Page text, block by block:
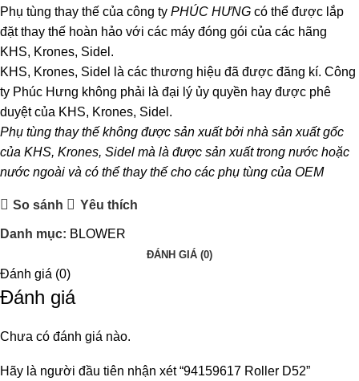
Phụ tùng thay thế của công ty PHÚC HƯNG có thể được lắp
đặt thay thế hoàn hảo với các máy đóng gói của các hãng
KHS, Krones, Sidel.
KHS, Krones, Sidel là các thương hiệu đã được đăng kí. Công
ty Phúc Hưng không phải là đại lý ủy quyền hay được phê
duyệt của KHS, Krones, Sidel.
Phụ tùng thay thế không được sản xuất bởi nhà sản xuất gốc
của KHS, Krones, Sidel mà là được sản xuất trong nước hoặc
nước ngoài và có thể thay thế cho các phụ tùng của OEM
So sánh Yêu thích
Danh mục: BLOWER
ĐÁNH GIÁ (0)
Đánh giá (0)
Đánh giá
Chưa có đánh giá nào.
Hãy là người đầu tiên nhận xét “94159617 Roller D52”